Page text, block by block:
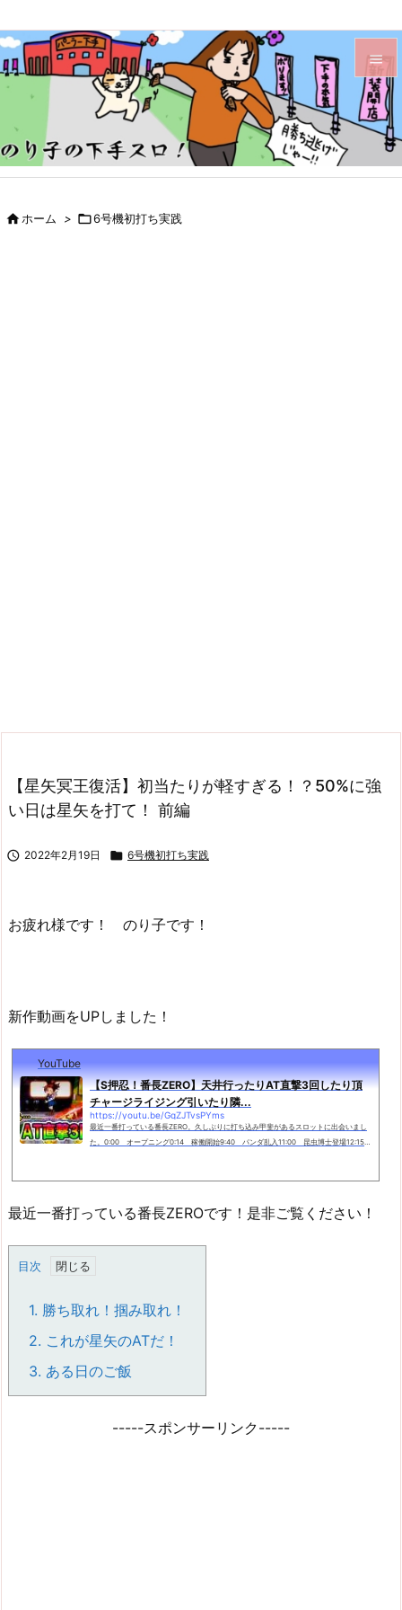


メニュ

サイド
ホーム > 6号機初打ち実践
【星矢冥王復活】初当たりが軽すぎる！？50%に強
い日は星矢を打て！ 前編
 2022年2月19日  6号機初打ち実践
お疲れ様です！ のり子です！
新作動画をUPしました！
YouTube
【S押忍！番長ZERO】天井行ったりAT直撃3回したり頂
チャージライジング引いたり隣...
https://youtu.be/GqZJTvsPYms
最近一番打っている番長ZERO。久しぶりに打ち込み甲斐があるスロットに出会いまし
た。0:00 オープニング0:14 稼働開始9:40 パンダ乱入11:00 昆虫博士登場12:15
最近一番打っている番長ZEROです！是非ご覧ください！
目次
1. 勝ち取れ！掴み取れ！
2. これが星矢のATだ！
3. ある日のご飯
-----スポンサーリンク-----